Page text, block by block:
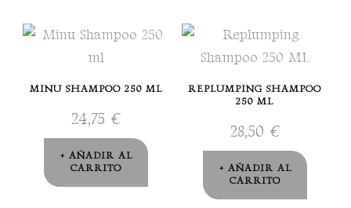
MINU SHAMPOO 250 ML
24,75 €
AÑADIR AL
CARRITO
REPLUMPING SHAMPOO
250 ML
28,50 €
AÑADIR AL
CARRITO